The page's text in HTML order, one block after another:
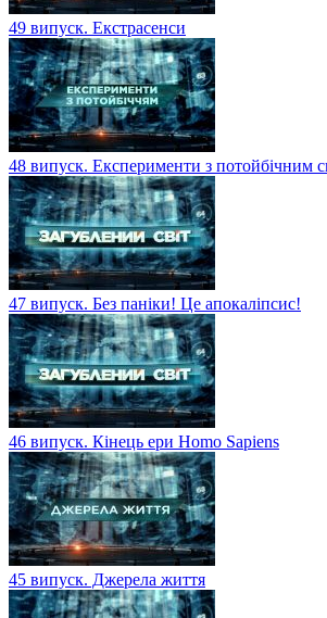
49 випуск. Екстрасенси
48 випуск. Експерименти з потойбічним
47 випуск. Без паніки! Це апокаліпсис!
46 випуск. Кінець ери Homo Sapiens
45 випуск. Джерела життя